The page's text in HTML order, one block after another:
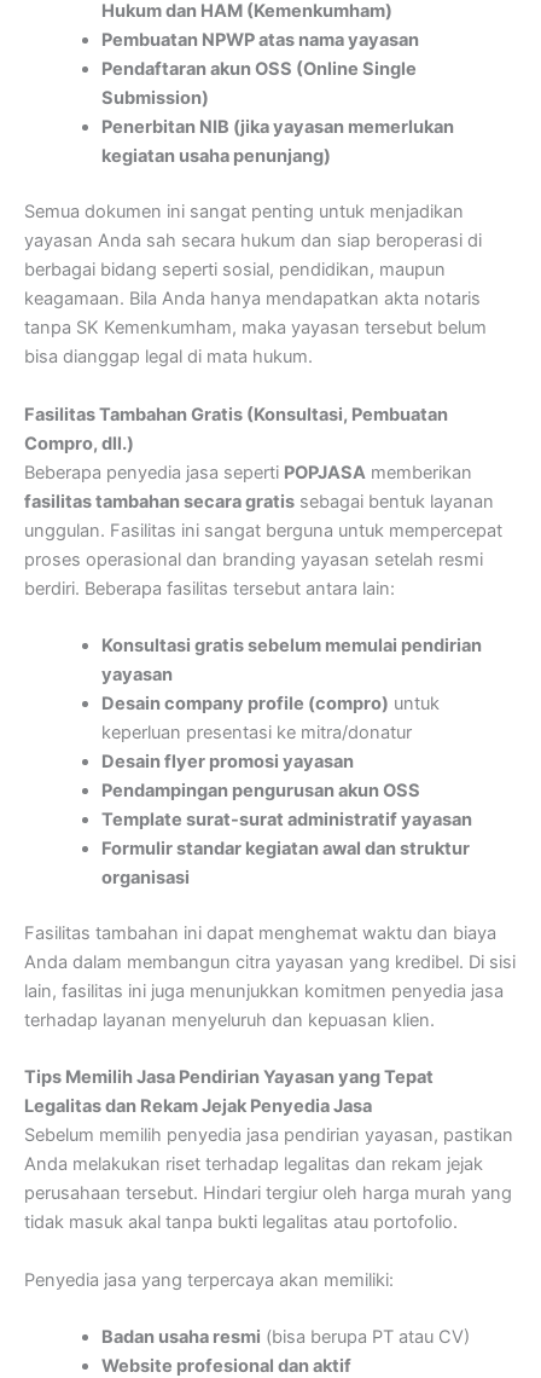
Hukum dan HAM (Kemenkumham)
Pembuatan NPWP atas nama yayasan
Pendaftaran akun OSS (Online Single
Submission)
Penerbitan NIB (jika yayasan memerlukan
kegiatan usaha penunjang)
Semua dokumen ini sangat penting untuk menjadikan
yayasan Anda sah secara hukum dan siap beroperasi di
berbagai bidang seperti sosial, pendidikan, maupun
keagamaan. Bila Anda hanya mendapatkan akta notaris
tanpa SK Kemenkumham, maka yayasan tersebut belum
bisa dianggap legal di mata hukum.
Fasilitas Tambahan Gratis (Konsultasi, Pembuatan
Compro, dll.)
Beberapa penyedia jasa seperti POPJASA memberikan
fasilitas tambahan secara gratis sebagai bentuk layanan
unggulan. Fasilitas ini sangat berguna untuk mempercepat
proses operasional dan branding yayasan setelah resmi
berdiri. Beberapa fasilitas tersebut antara lain:
Konsultasi gratis sebelum memulai pendirian
yayasan
Desain company profile (compro) untuk
keperluan presentasi ke mitra/donatur
Desain flyer promosi yayasan
Pendampingan pengurusan akun OSS
Template surat-surat administratif yayasan
Formulir standar kegiatan awal dan struktur
organisasi
Fasilitas tambahan ini dapat menghemat waktu dan biaya
Anda dalam membangun citra yayasan yang kredibel. Di sisi
lain, fasilitas ini juga menunjukkan komitmen penyedia jasa
terhadap layanan menyeluruh dan kepuasan klien.
Tips Memilih Jasa Pendirian Yayasan yang Tepat
Legalitas dan Rekam Jejak Penyedia Jasa
Sebelum memilih penyedia jasa pendirian yayasan, pastikan
Anda melakukan riset terhadap legalitas dan rekam jejak
perusahaan tersebut. Hindari tergiur oleh harga murah yang
tidak masuk akal tanpa bukti legalitas atau portofolio.
Penyedia jasa yang terpercaya akan memiliki:
Badan usaha resmi (bisa berupa PT atau CV)
Website profesional dan aktif